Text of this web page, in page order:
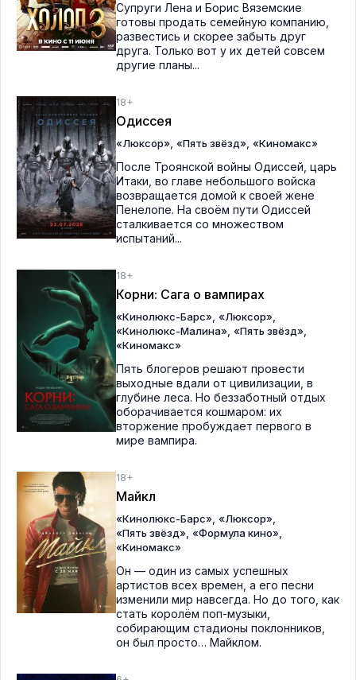
Супруги Лена и Борис Вяземские
готовы продать семейную компанию,
развестись и скорее забыть друг
друга. Только вот у их детей совсем
другие планы...
18+
Одиссея
«Люксор», «Пять звёзд», «Киномакс»
После Троянской войны Одиссей, царь
Итаки, во главе небольшого войска
возвращается домой к своей жене
Пенелопе. На своём пути Одиссей
сталкивается со множеством
испытаний...
18+
Корни: Сага о вампирах
«Кинолюкс-Барс», «Люксор»,
«Кинолюкс-Малина», «Пять звёзд»,
«Киномакс»
Пять блогеров решают провести
выходные вдали от цивилизации, в
глубине леса. Но беззаботный отдых
оборачивается кошмаром: их
вторжение пробуждает первого в
мире вампира.
18+
Майкл
«Кинолюкс-Барс», «Люксор»,
«Пять звёзд», «Формула кино»,
«Киномакс»
Он — один из самых успешных
артистов всех времен, а его песни
изменили мир навсегда. Но до того, как
стать королём поп-музыки,
собирающим стадионы поклонников,
он был просто… Майклом.